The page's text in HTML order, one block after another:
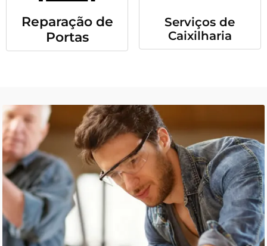
Reparação de
Portas
Serviços de
Caixilharia